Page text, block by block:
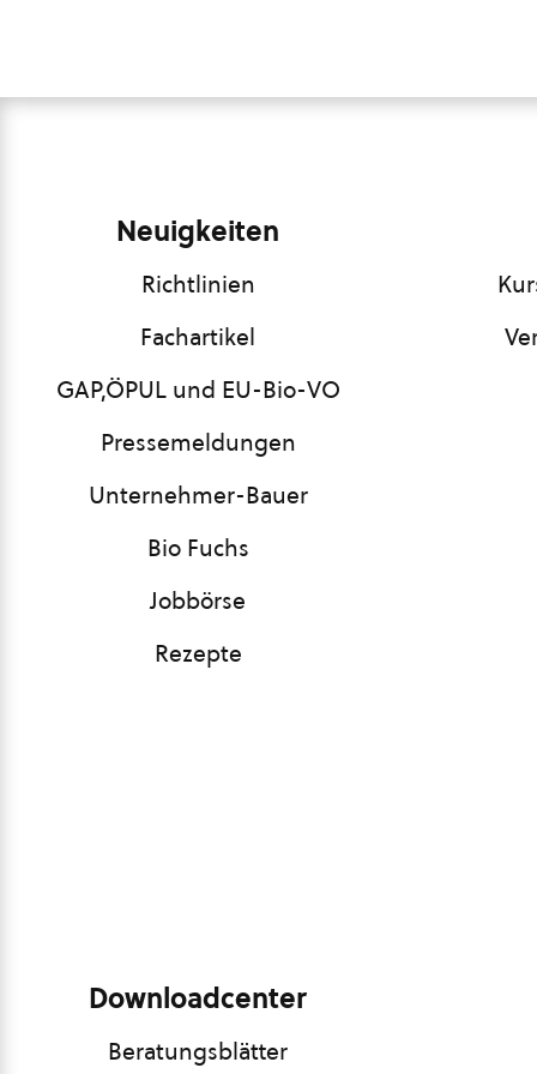
Neuigkeiten
Richtlinien
Fachartikel
GAP,ÖPUL und EU-Bio-VO
Pressemeldungen
Unternehmer-Bauer
Bio Fuchs
Jobbörse
Rezepte
Downloadcenter
Beratungsblätter